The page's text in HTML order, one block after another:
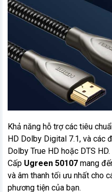
Khả năng hỗ trợ các tiêu
HD Dolby Digital 7.1, và các
Dolby True HD hoặc DTS
Cấp Ugreen 50107 mang
và âm thanh tối ưu nhất cho
phương tiện của bạn.